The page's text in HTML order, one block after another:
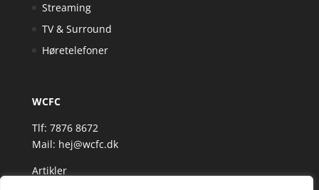
Streaming
TV & Surround
Høretelefoner
WCFC
Tlf: 7876 8672
Mail: hej@wcfc.dk
Artikler